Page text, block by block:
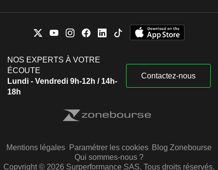
NOS EXPERTS À VOTRE
ÉCOUTE
Lundi - Vendredi 9h-12h / 14h-
18h
Contactez-nous
Mentions légales Paramétrer les cookies Blog Zonebourse
Qui sommes-nous ?
Copyright © 2026 Surperformance SAS. Tous droits réservés.